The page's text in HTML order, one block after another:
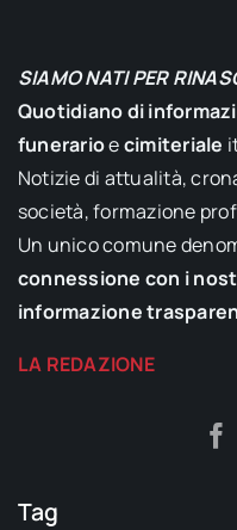
SIAMO NATI PER
Quotidiano di
funerarioecimiteriale
Notizie di attualità,
società, formazione
Un unico comune
connessione con i
informazione
LA REDAZIONE
Tag